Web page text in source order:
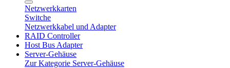
Netzwerkkarten
Switche
Netzwerkkabel und Adapter
RAID Controller
Host Bus Adapter
Server-Gehäuse
Zur Kategorie Server-Gehäuse